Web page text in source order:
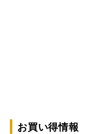
お買い得情報